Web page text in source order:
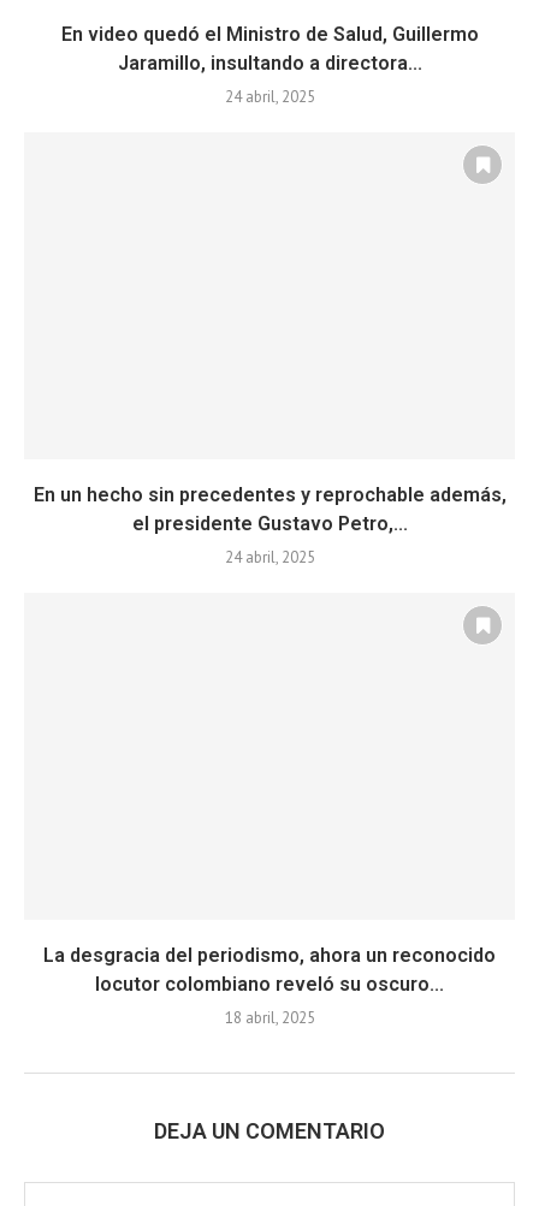
En video quedó el Ministro de Salud, Guillermo
Jaramillo, insultando a directora...
24 abril, 2025
En un hecho sin precedentes y reprochable además,
el presidente Gustavo Petro,...
24 abril, 2025
La desgracia del periodismo, ahora un reconocido
locutor colombiano reveló su oscuro...
18 abril, 2025
DEJA UN COMENTARIO